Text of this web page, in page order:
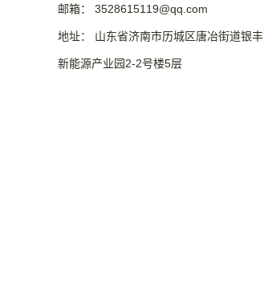
邮箱： 3528615119@qq.com
地址： 山东省济南市历城区唐冶街道银丰
新能源产业园2-2号楼5层